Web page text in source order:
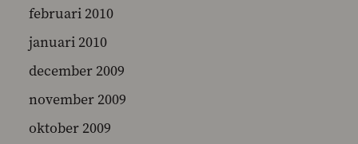
februari 2010
januari 2010
december 2009
november 2009
oktober 2009